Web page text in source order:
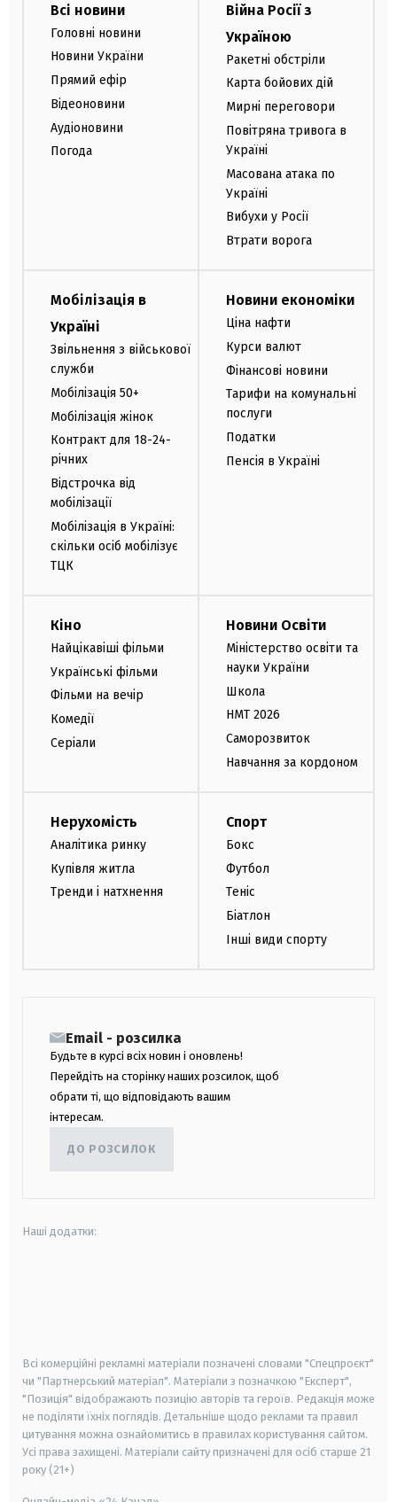
Всі новини
Головні новини
Новини України
Прямий ефір
Відеоновини
Аудіоновини
Погода
Війна Росії з
Україною
Ракетні обстріли
Карта бойових дій
Мирні переговори
Повітряна тривога в
Україні
Масована атака по
Україні
Вибухи у Росії
Втрати ворога
Мобілізація в
Україні
Звільнення з військової
служби
Мобілізація 50+
Мобілізація жінок
Контракт для 18-24-
річних
Відстрочка від
мобілізації
Мобілізація в Україні:
скільки осіб мобілізує
ТЦК
Новини економіки
Ціна нафти
Курси валют
Фінансові новини
Тарифи на комунальні
послуги
Податки
Пенсія в Україні
Кіно
Найцікавіші фільми
Українські фільми
Фільми на вечір
Комедії
Серіали
Новини Освіти
Міністерство освіти та
науки України
Школа
НМТ 2026
Саморозвиток
Навчання за кордоном
Нерухомість
Аналітика ринку
Купівля житла
Тренди і натхнення
Спорт
Бокс
Футбол
Теніс
Біатлон
Інші види спорту
Email - розсилка
Будьте в курсі всіх новин і оновлень!
Перейдіть на сторінку наших розсилок, щоб
обрати ті, що відповідають вашим
інтересам.
ДО РОЗСИЛОК
Наші додатки:
Всі комерційні рекламні матеріали позначені словами "Спецпроєкт"
чи "Партнерський матеріал". Матеріали з позначкою "Експерт",
"Позиція" відображають позицію авторів та героїв. Редакція може
не поділяти їхніх поглядів. Детальніше щодо реклами та правил
цитування можна ознайомитись в правилах користування сайтом.
Усі права захищені. Матеріали сайту призначені для осіб старше 21
року (21+)